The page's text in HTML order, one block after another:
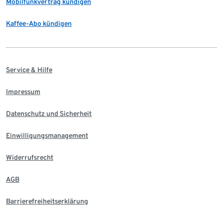
Mobilfunkvertrag kündigen
Kaffee-Abo kündigen
Service & Hilfe
Impressum
Datenschutz und Sicherheit
Einwilligungsmanagement
Widerrufsrecht
AGB
Barrierefreiheitserklärung